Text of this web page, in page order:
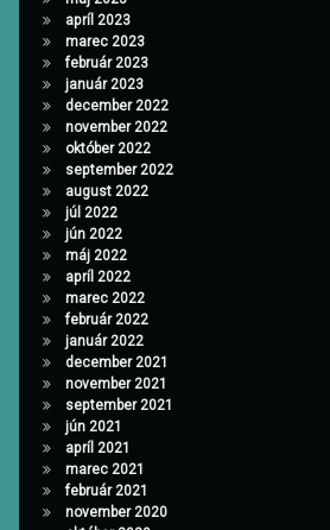
apríl 2023
marec 2023
február 2023
január 2023
december 2022
november 2022
október 2022
september 2022
august 2022
júl 2022
jún 2022
máj 2022
apríl 2022
marec 2022
február 2022
január 2022
december 2021
november 2021
september 2021
jún 2021
apríl 2021
marec 2021
február 2021
november 2020